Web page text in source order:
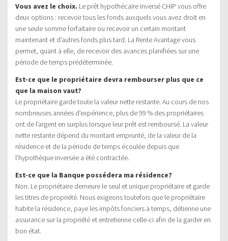
Vous avez le choix. Le prêt hypothécaire inversé CHIP vous offre
deux options : recevoir tous les fonds auxquels vous avez droit en
une seule somme forfaitaire ou recevoir un certain montant
maintenant et d’autres fonds plus tard. La Rente Avantage vous
permet, quant à elle, de recevoir des avances planifiées sur une
période de temps prédéterminée.
Est-ce que le propriétaire devra rembourser plus que ce
que la maison vaut?
Le propriétaire garde toute la valeur nette restante. Au cours de nos
nombreuses années d’expérience, plus de 99 % des propriétaires
ont de l’argent en surplus lorsque leur prêt est remboursé. La valeur
nette restante dépend du montant emprunté, de la valeur de la
résidence et de la période de temps écoulée depuis que
l’hypothèque inversée a été contractée.
Est-ce que la Banque possédera ma résidence?
Non. Le propriétaire demeure le seul et unique propriétaire et garde
les titres de propriété. Nous exigeons toutefois que le propriétaire
habite la résidence, paye les impôts fonciers à temps, détienne une
assurance sur la propriété et entretienne celle-ci afin de la garder en
bon état.